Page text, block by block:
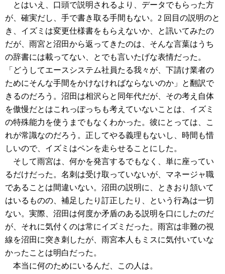
とはいえ、口頭で説明されるより、データでもらった方
が、確実だし、手で書き取る手間もない。2 回目の説明のと
き、イズミは変更仕様書をもらえないか、と訊いてみたの
だが、雨宮と沼田から返ってきたのは、そんな言葉はうち
の辞書には載ってない、とでも言いたげな表情だった。
「どうしてエースシステム社員たる我々が、下請け業者の
ためにそんな手間をかけなければならないのか」と翻訳で
きるのだろう。沼田は相沢らと同年代だが、その考え自体
を傲慢だとはこれっぽっちも考えていないことは、イズミ
の特殊能力を使うまでもなくわかった。彼にとっては、こ
れが常識なのだろう。正してやる義理もないし、時間も惜
しいので、イズミはペンを走らせることにした。
そして雨宮は、何かを発言するでもなく、単に座ってい
るだけだった。名刺は受け取っていないが、マネージャ職
であることは間違いない。沼田の説明に、ときおり頷いて
はいるものの、補足したり訂正したり、という行為は一切
ない。実際、沼田は何度か矛盾のある説明を口にしたのだ
が、それに気付くのは常にイズミだった。雨宮は非難の視
線を沼田に突き刺したが、雨宮本人もミスに気付いていな
かったことは明白だった。
本当に何のためにいるんだ、この人は。